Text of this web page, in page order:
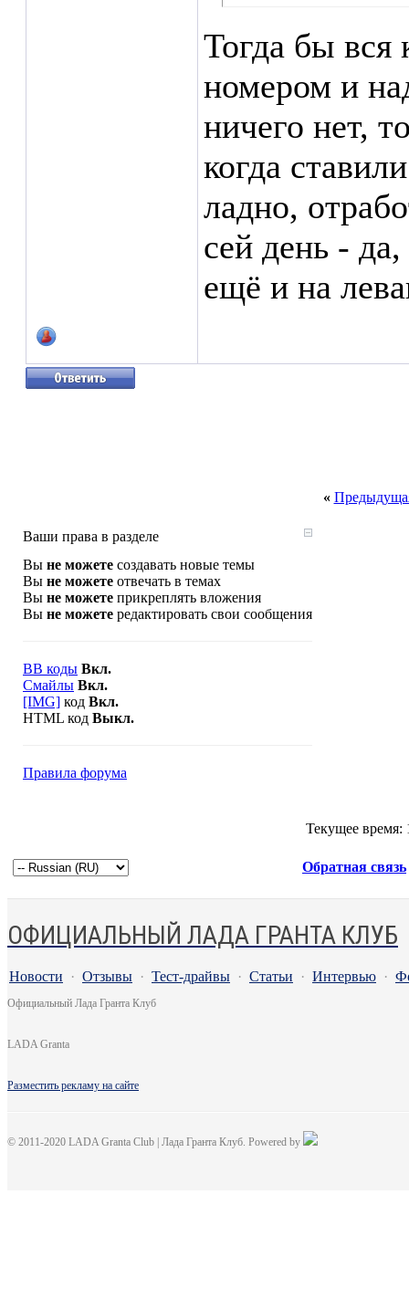
Тогда бы вся
номером и
ничего нет,
когда
ладно,
сей день -
ещё и на
«
Ваши права в разделе
Вы не можете создавать новые темы
Вы не можете отвечать в темах
Вы не можете прикреплять вложения
Вы не можете редактировать свои сообщения
BB коды Вкл.
Смайлы Вкл.
[IMG] код Вкл.
HTML код Выкл.
Правила форума
Текущее время:
Обратная связь
ОФИЦИАЛЬНЫЙ ЛАДА ГРАНТА КЛУБ
Новости · Отзывы · Тест-драйвы · Статьи · Интервью ·
Официальный Лада Гранта Клуб
LADA Granta
Разместить рекламу на сайте
© 2011-2020 LADA Granta Club | Лада Гранта Клуб. Powered by